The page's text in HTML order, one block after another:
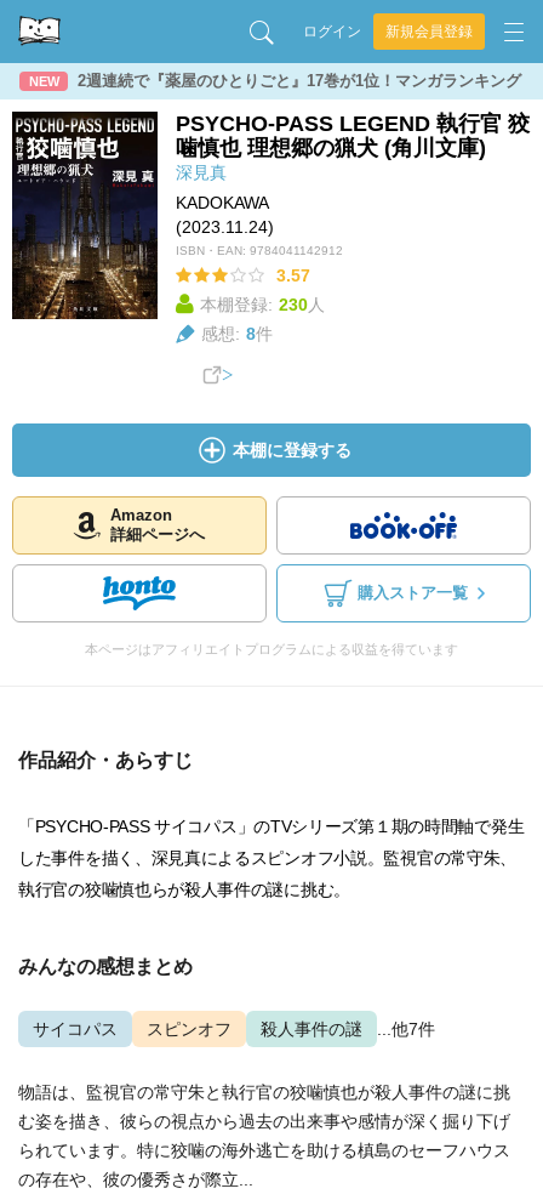
ログイン 新規会員登録
NEW 2週連続で『薬屋のひとりごと』17巻が1位！マンガランキング
PSYCHO-PASS LEGEND 執行官 狡
噛慎也 理想郷の猟犬 (角川文庫)
深見真
KADOKAWA
(2023.11.24)
ISBN・EAN: 9784041142912
3.57
本棚登録: 230人
感想: 8件
本棚に登録する
Amazon
詳細ページへ
購入ストア一覧
本ページはアフィリエイトプログラムによる収益を得ています
作品紹介・あらすじ
「PSYCHO-PASS サイコパス」のTVシリーズ第１期の時間軸で発生
した事件を描く、深見真によるスピンオフ小説。監視官の常守朱、
執行官の狡噛慎也らが殺人事件の謎に挑む。
みんなの感想まとめ
サイコパス スピンオフ 殺人事件の謎 ...他7件
物語は、監視官の常守朱と執行官の狡噛慎也が殺人事件の謎に挑
む姿を描き、彼らの視点から過去の出来事や感情が深く掘り下げ
られています。特に狡噛の海外逃亡を助ける槙島のセーフハウス
の存在や、彼の優秀さが際立...